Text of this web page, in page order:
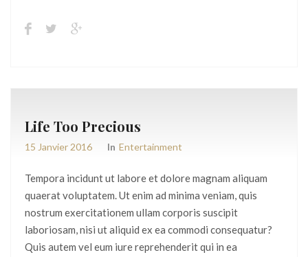
Life Too Precious
15 Janvier 2016 In Entertainment
Tempora incidunt ut labore et dolore magnam aliquam
quaerat voluptatem. Ut enim ad minima veniam, quis
nostrum exercitationem ullam corporis suscipit
laboriosam, nisi ut aliquid ex ea commodi consequatur?
Quis autem vel eum iure reprehenderit qui in ea